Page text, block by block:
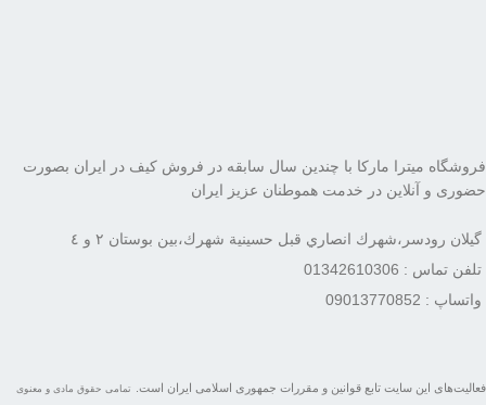
فروشگاه میترا مارکا با چندین سال سابقه در فروش کیف در ایران بصورت
حضوری و آنلاین در خدمت هموطنان عزیز ایران
گيلان رودسر،شهرك انصاري قبل حسينية شهرك،بين بوستان ٢ و ٤
تلفن تماس : 01342610306
واتساپ : 09013770852
فعاليت‌های اين سايت تابع قوانين و مقررات جمهوری اسلامی ايران است. تمامی حقوق مادی و معنوی